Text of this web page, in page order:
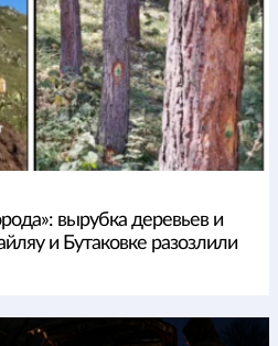
вырубка деревьев и
и Бутаковке разозлили